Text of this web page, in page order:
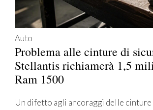
Auto
Problema alle cinture di
Stellantis richiamerà 1,5
Ram 1500
Un difetto agli ancoraggi delle cinture